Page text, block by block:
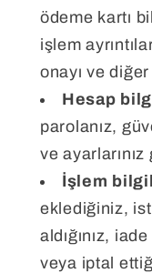
ödeme kartı
işlem
onayı ve
Hesap
parolanız,
ve
İşlem
eklediğiniz,
aldığınız,
veya iptal